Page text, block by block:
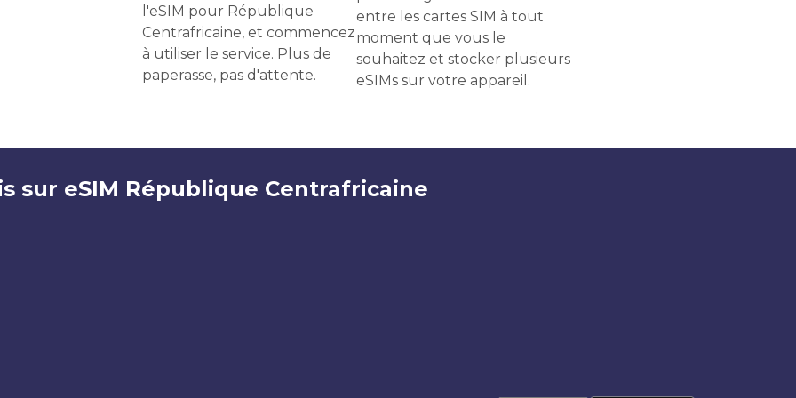
l'eSIM pour République
Centrafricaine, et commencez
à utiliser le service. Plus de
paperasse, pas d'attente.
entre les cartes SIM à tout
moment que vous le
souhaitez et stocker plusieurs
eSIMs sur votre appareil.
sur eSIM République Centrafricaine